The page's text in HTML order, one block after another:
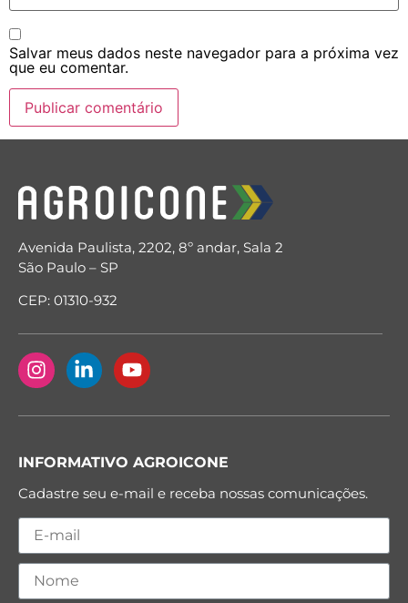
Salvar meus dados neste navegador para a próxima vez
que eu comentar.
Avenida Paulista, 2202, 8º andar, Sala 2
São Paulo – SP
CEP: 01310-932
INFORMATIVO AGROICONE
Cadastre seu e-mail e receba nossas comunicações.